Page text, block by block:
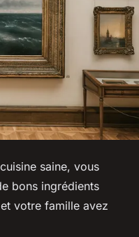
saine, vous
bons ingrédients
votre famille avez